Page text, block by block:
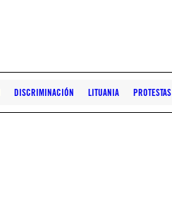
DISCRIMINACIÓN LITUANIA